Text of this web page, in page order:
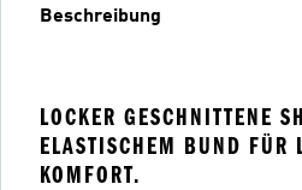
Beschreibung
LOCKER GESCHNITTENE
ELASTISCHEM BUND FÜR
KOMFORT.